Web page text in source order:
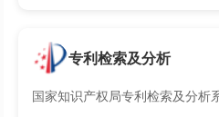
专利检索及分析
国家知识产权局专利检索及分析